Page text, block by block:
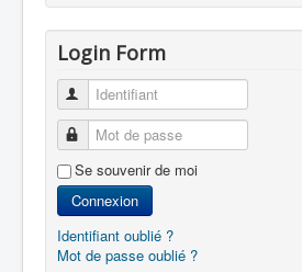
Login Form
Identifiant
Mot de passe
Se souvenir de moi
Connexion
Identifiant oublié ?
Mot de passe oublié ?